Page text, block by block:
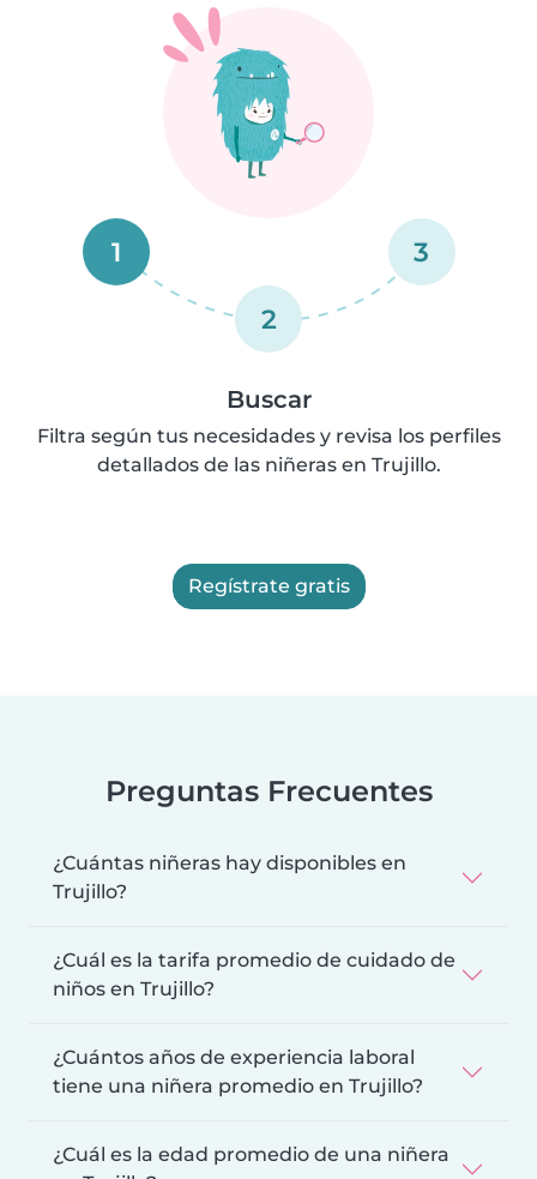
1
2
3
Buscar
Filtra según tus necesidades y revisa los perfiles
detallados de las niñeras en Trujillo.
Regístrate gratis
Preguntas Frecuentes
¿Cuántas niñeras hay disponibles en
Trujillo?
¿Cuál es la tarifa promedio de cuidado de
niños en Trujillo?
¿Cuántos años de experiencia laboral
tiene una niñera promedio en Trujillo?
¿Cuál es la edad promedio de una niñera